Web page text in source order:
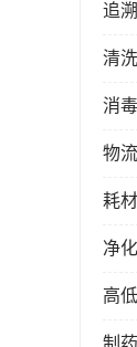
追
清
消
物
耗
净
高
制